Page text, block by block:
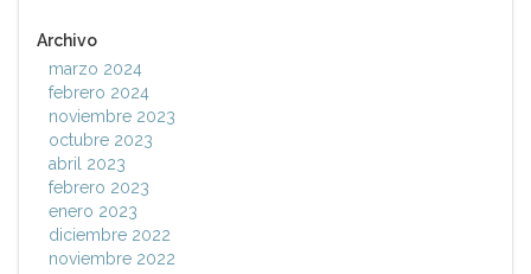
Archivo
marzo 2024
febrero 2024
noviembre 2023
octubre 2023
abril 2023
febrero 2023
enero 2023
diciembre 2022
noviembre 2022